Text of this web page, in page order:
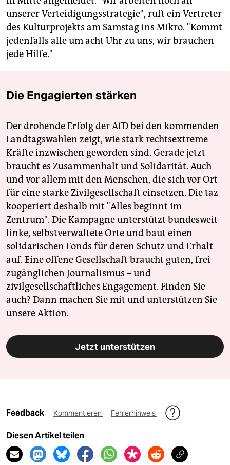
unserer Verteidigungsstrategie", ruft ein Vertreter
des Kulturprojekts am Samstag ins Mikro. "Kommt
jedenfalls alle um acht Uhr zu uns, wir brauchen
jede Hilfe."
Die Engagierten stärken
Der drohende Erfolg der AfD bei den kommenden
Landtagswahlen zeigt, wie stark rechtsextreme
Kräfte inzwischen geworden sind. Gerade jetzt
braucht es Zusammenhalt und Solidarität. Auch
und vor allem mit den Menschen, die sich vor Ort
für eine starke Zivilgesellschaft einsetzen. Die taz
kooperiert deshalb mit "Alles beginnt im
Zentrum". Die Kampagne unterstützt bundesweit
linke, selbstverwaltete Orte und baut einen
solidarischen Fonds für deren Schutz und Erhalt
auf. Eine offene Gesellschaft braucht guten, frei
zugänglichen Journalismus – und
zivilgesellschaftliches Engagement. Finden Sie
auch? Dann machen Sie mit und unterstützen Sie
unsere Aktion.
Jetzt unterstützen
Feedback Kommentieren Fehlerhinweis
Diesen Artikel teilen